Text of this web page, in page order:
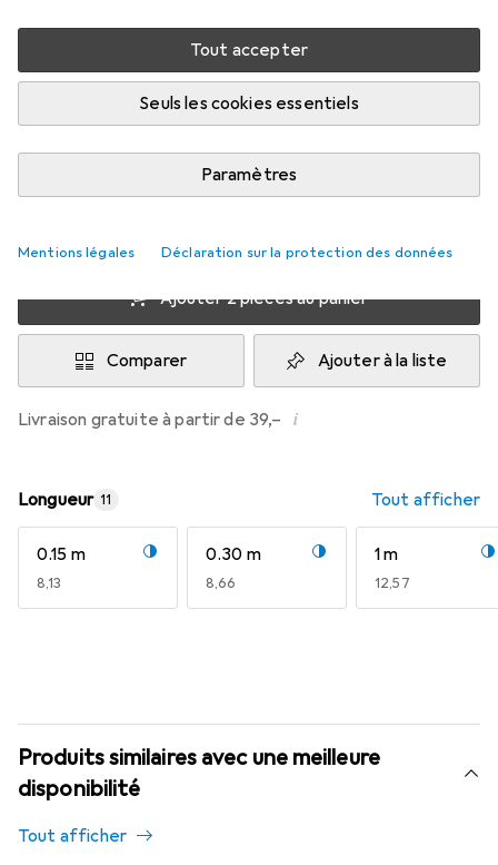
Tout accepter
Seuls les cookies essentiels
Paramètres
Mentions légales Déclaration sur la protection des données
Livré entre mer, 19/8 et ven, 21/8
Plus de 10 pièces en stock chez le fournisseur
M'informer si le produit est disponible plus tôt
EUR
8,29
EUR
6,95
3 pièces
EUR
6,33
EUR
5,66
Ajouter 2 pièces au panier
Comparer Ajouter à la liste
Livraison gratuite à partir de 39,– i
Longueur 11 Tout afficher
0.15 m
EUR
8,13
0.30 m
EUR
8,66
1 m
EUR
12,57
Produits similaires avec une meilleure
disponibilité
Tout afficher